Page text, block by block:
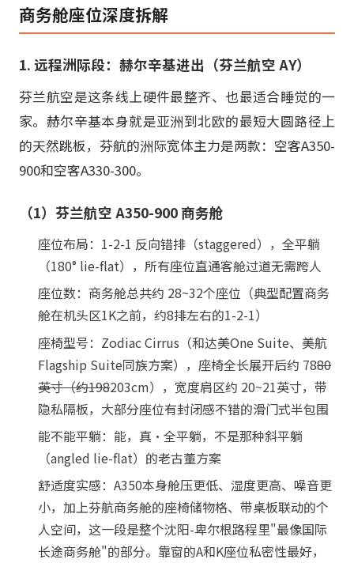
商务舱座位深度拆解
1. 远程洲际段：赫尔辛基进出（芬兰航空 AY）
芬兰航空是这条线上硬件最整齐、也最适合睡觉的一
家。赫尔辛基本身就是亚洲到北欧的最短大圆路径上
的天然跳板，芬航的洲际宽体主力是两款：空客A350-
900和空客A330-300。
（1）芬兰航空 A350-900 商务舱
座位布局：1-2-1 反向错排（staggered），全平躺
（180° lie-flat），所有座位直通客舱过道无需跨人
座位数：商务舱总共约 28~32个座位（典型配置商务
舱在机头区1K之前，约8排左右的1-2-1）
座椅型号：Zodiac Cirrus（和达美One Suite、美航
Flagship Suite同族方案），座椅全长展开后约 7880
英寸（约198203cm），宽度肩区约 20~21英寸，带
隐私隔板，大部分座位有封闭感不错的滑门式半包围
能不能平躺：能，真·全平躺，不是那种斜平躺
（angled lie-flat）的老古董方案
舒适度实感：A350本身舱压更低、湿度更高、噪音更
小，加上芬航商务舱的座椅储物格、带桌板联动的个
人空间，这一段是整个沈阳-卑尔根路程里"最像国际
长途商务舱"的部分。靠窗的A和K座位私密性最好，